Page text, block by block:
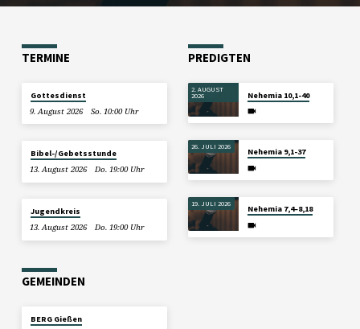
TERMINE
Gottesdienst
9. August 2026
So. 10:00 Uhr
Bibel-/Gebetsstunde
13. August 2026
Do. 19:00 Uhr
Jugendkreis
13. August 2026
Do. 19:00 Uhr
PREDIGTEN
2. AUGUST
2026 Nehemia 10,1-40
26. JULI 2026
Nehemia 9,1-37
19. JULI 2026
Nehemia 7,4–8,18
GEMEINDEN
BERG Gießen